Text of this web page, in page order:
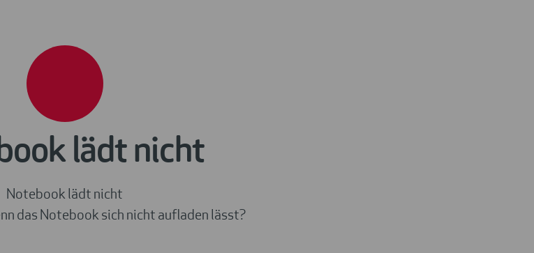
lädt nicht
Notebook lädt nicht
das Notebook sich nicht aufladen lässt?